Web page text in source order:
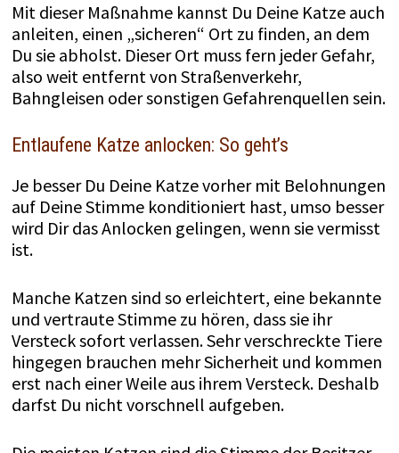
Mit dieser Maßnahme kannst Du Deine Katze auch
anleiten, einen „sicheren“ Ort zu finden, an dem
Du sie abholst. Dieser Ort muss fern jeder Gefahr,
also weit entfernt von Straßenverkehr,
Bahngleisen oder sonstigen Gefahrenquellen sein.
Entlaufene Katze anlocken: So geht’s
Je besser Du Deine Katze vorher mit Belohnungen
auf Deine Stimme konditioniert hast, umso besser
wird Dir das Anlocken gelingen, wenn sie vermisst
ist.
Manche Katzen sind so erleichtert, eine bekannte
und vertraute Stimme zu hören, dass sie ihr
Versteck sofort verlassen. Sehr verschreckte Tiere
hingegen brauchen mehr Sicherheit und kommen
erst nach einer Weile aus ihrem Versteck. Deshalb
darfst Du nicht vorschnell aufgeben.